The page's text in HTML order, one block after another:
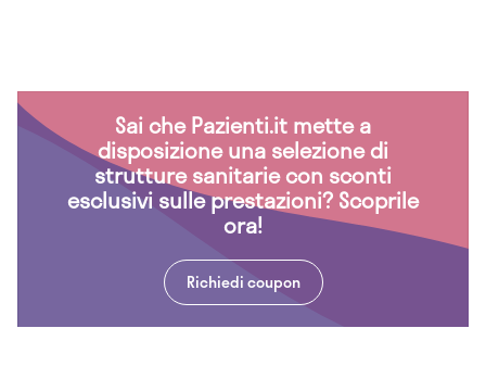
Sai che Pazienti.it mette a
disposizione una selezione di
strutture sanitarie con sconti
esclusivi sulle prestazioni? Scoprile
ora!
Richiedi coupon